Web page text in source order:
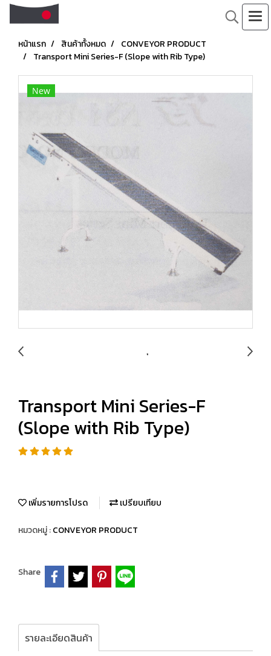
หน้าแรก สินค้าทั้งหมด
CONVEYOR PRODUCT
Transport Mini Series-F (Slope with Rib Type)
New
Transport Mini Series-F
(Slope with Rib Type)
เพิ่มรายการโปรด เปรียบเทียบ
หมวดหมู่ :CONVEYOR PRODUCT
Share
รายละเอียดสินค้า